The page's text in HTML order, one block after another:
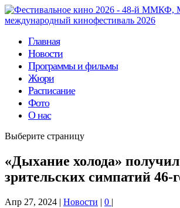
Главная
Новости
Программы и фильмы
Жюри
Расписание
Фото
О нас
Выберите страницу
«Дыхание холода»
зрительских симпатий
Апр 27, 2024 | Новости | 0 |